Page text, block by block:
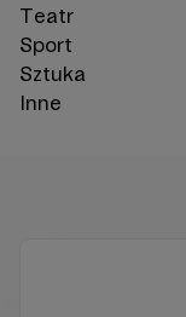
Teatr
Sport
Sztuka
Inne